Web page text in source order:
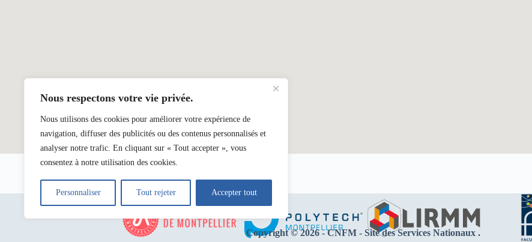
Nous respectons votre vie privée.
Nous utilisons des cookies pour améliorer votre expérience de
navigation, diffuser des publicités ou des contenus personnalisés et
analyser notre trafic. En cliquant sur « Tout accepter », vous
consentez à notre utilisation des cookies.
Personnaliser Tout rejeter Accepter tout
Copyright © 2026 -CNFM- Site des Services Nationaux .